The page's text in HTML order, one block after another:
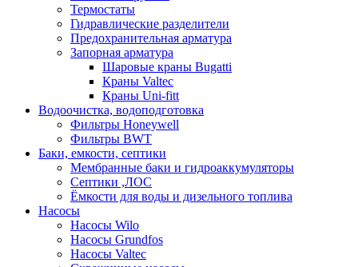
Термостаты
Гидравлические разделители
Предохранительная арматура
Запорная арматура
Шаровые краны Bugatti
Краны Valtec
Краны Uni-fitt
Водоочистка, водоподготовка
Фильтры Honeywell
Фильтры BWT
Баки, емкости, септики
Мембранные баки и гидроаккумуляторы
Септики ,ЛОС
Ёмкости для воды и дизельного топлива
Насосы
Насосы Wilo
Насосы Grundfos
Насосы Valtec